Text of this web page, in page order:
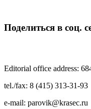
Поделиться в соц.
Editorial office address:
tel./fax: 8 (415) 313-31-93
e-mail: parovik@krasec.ru